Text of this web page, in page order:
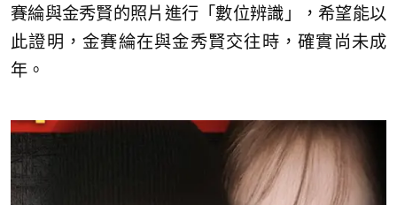
賽綸與金秀賢的照片進行「數位辨識」，希望能以
此證明，金賽綸在與金秀賢交往時，確實尚未成
年。